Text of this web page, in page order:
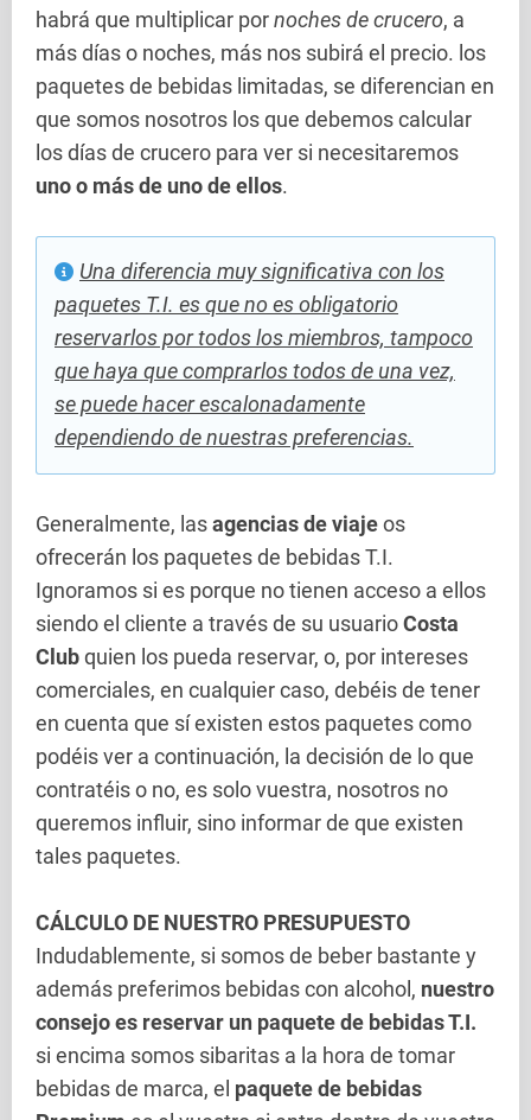
habrá que multiplicar pornoches de crucero, a
más días o noches, más nos subirá el precio. los
paquetes de bebidas limitadas, se diferencian en
que somos nosotros los que debemos calcular
los días de crucero para ver si necesitaremos
uno o más de uno de ellos.
Una diferencia muy significativa con los
paquetes T.I. es que no es obligatorio
reservarlos por todos los miembros, tampoco
que haya que comprarlos todos de una vez,
se puede hacer escalonadamente
dependiendo de nuestras preferencias.
Generalmente, lasagencias de viajeos
ofrecerán los paquetes de bebidas T.I.
Ignoramos si es porque no tienen acceso a ellos
siendo el cliente a través de su usuarioCosta
Clubquien los pueda reservar, o, por intereses
comerciales, en cualquier caso, debéis de tener
en cuenta que sí existen estos paquetes como
podéis ver a continuación, la decisión de lo que
contratéis o no, es solo vuestra, nosotros no
queremos influir, sino informar de que existen
tales paquetes.
CÁLCULO DE NUESTRO PRESUPUESTO
Indudablemente, si somos de beber bastante y
además preferimos bebidas con alcohol, nuestro
consejo es reservar un paquete de bebidas T.I.
si encima somos sibaritas a la hora de tomar
bebidas de marca, el paquete de bebidas